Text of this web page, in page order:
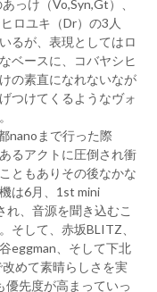
っけ（Vo,Syn,Gt）、
ロユキ（Dr）の3人
るが、表現としてはロ
ベースに、コバヤシヒ
の素直になれないなが
つけてくるようなヴォ
nanoまで行った際
るアクトに圧倒され衝
ともありその後なかな
は6月、1st mini
れ、音源を聞き込むこ
そして、赤坂BLITZ、
eggman、そして下北
めて素晴らしさを実
優先度が高まっていっ